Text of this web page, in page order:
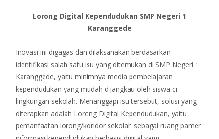
Lorong Digital Kependudukan SMP Negeri 1
Karanggede
Inovasi ini digagas dan dilaksanakan berdasarkan
identifikasi salah satu isu yang ditemukan di SMP Negeri 1
Karanggede, yaitu minimnya media pembelajaran
kependudukan yang mudah dijangkau oleh siswa di
lingkungan sekolah. Menanggapi isu tersebut, solusi yang
diterapkan adalah Lorong Digital Kependudukan, yaitu
pemanfaatan lorong/koridor sekolah sebagai ruang pamer